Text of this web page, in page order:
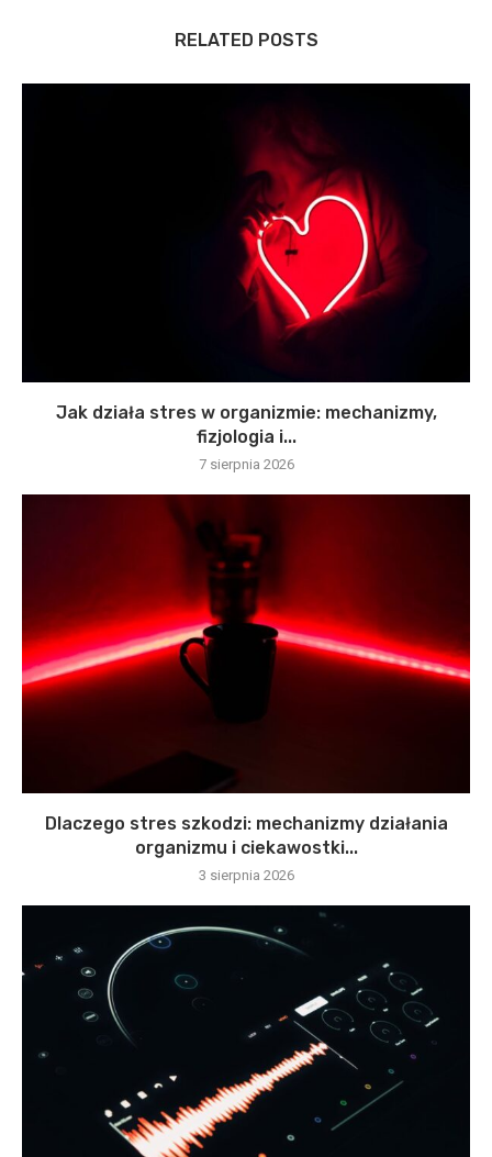
RELATED POSTS
Jak działa stres w organizmie: mechanizmy,
fizjologia i...
7 sierpnia 2026
Dlaczego stres szkodzi: mechanizmy działania
organizmu i ciekawostki...
3 sierpnia 2026